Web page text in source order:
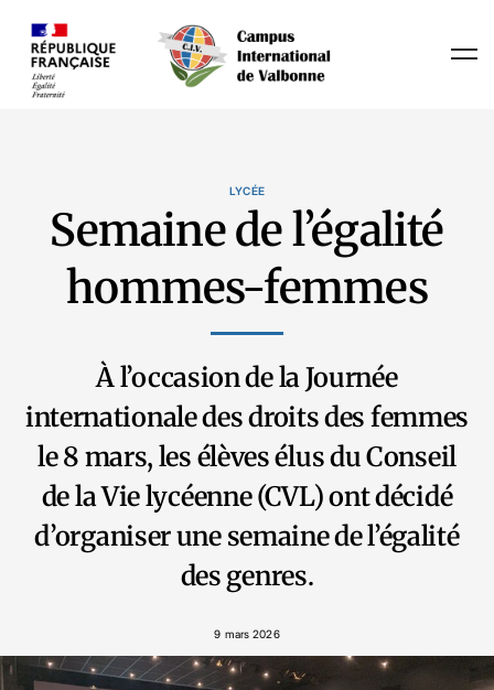
LYCÉE
Semaine de l’égalité
hommes-femmes
À l’occasion de la Journée
internationale des droits des femmes
le 8 mars, les élèves élus du Conseil
de la Vie lycéenne (CVL) ont décidé
d’organiser une semaine de l’égalité
des genres.
9 mars 2026